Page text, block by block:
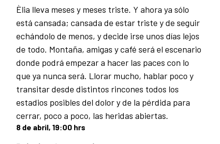
Èlia lleva meses y meses triste. Y ahora ya sólo
está cansada; cansada de estar triste y de seguir
echándolo de menos, y decide irse unos días lejos
de todo. Montaña, amigas y café será el escenario
donde podrá empezar a hacer las paces con lo
que ya nunca será. Llorar mucho, hablar poco y
transitar desde distintos rincones todos los
estadios posibles del dolor y de la pérdida para
cerrar, poco a poco, las heridas abiertas.
8 de abril, 19:00 hrs